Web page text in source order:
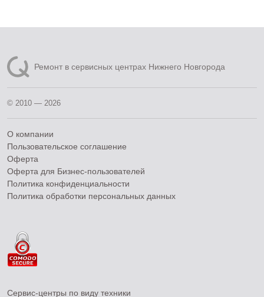
Ремонт в сервисных центрах Нижнего Новгорода
© 2010 — 2026
О компании
Пользовательское соглашение
Оферта
Оферта для Бизнес-пользователей
Политика конфиденциальности
Политика обработки персональных данных
Сервис-центры по виду техники